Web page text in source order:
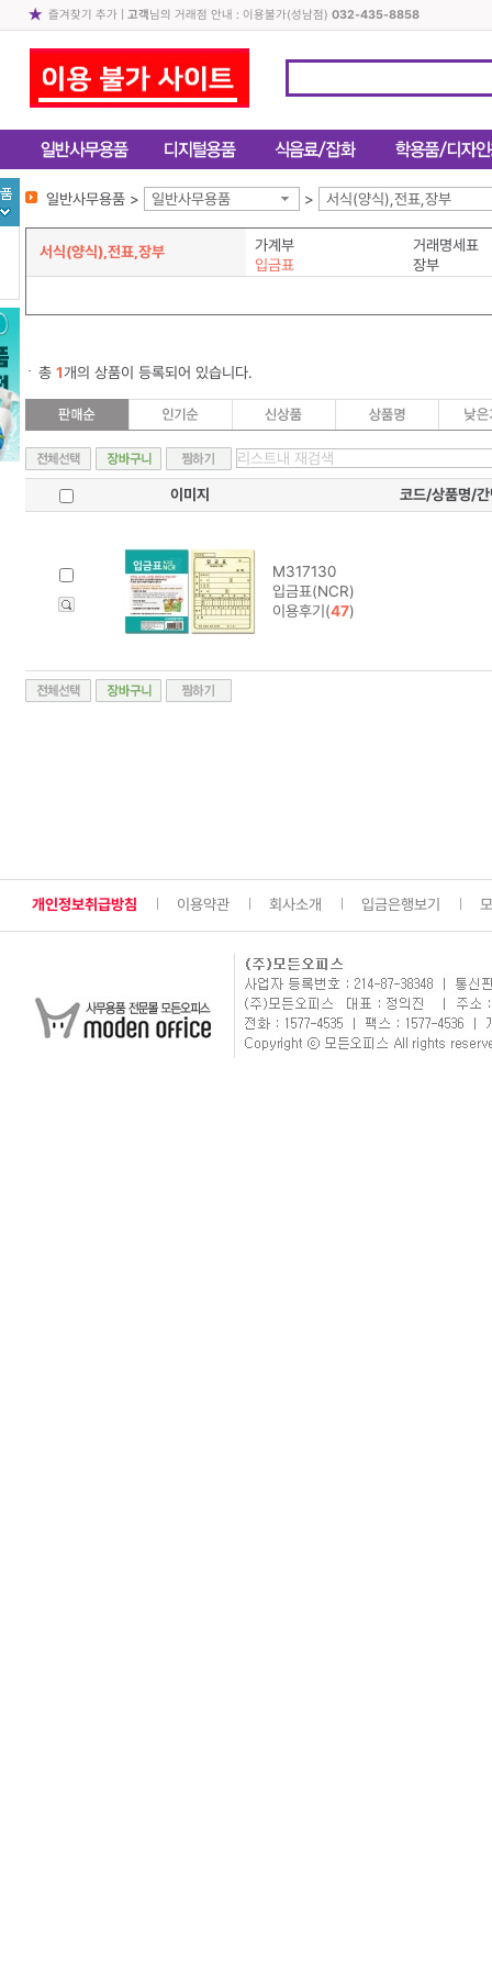
즐겨찾기 추가| 고객님의 거래점 안내 : 이용불가(성남점) 032-435-8858
일반사무용품 > 일반사무용품 > 서식(양식),전표,장부
서식(양식),전표,장부 가계부
거래명세표
입금표
장부
총 1개의 상품이 등록되어 있습니다.
이미지 코드/상품명/간
M317130
입금표(NCR)
이용후기(47)
개인정보취급방침 이용약관 회사소개 입금은행보기